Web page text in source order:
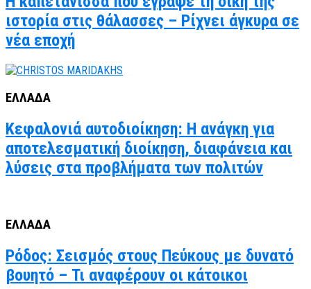
ιστορία στις θάλασσες – Ρίχνει άγκυρα σε
νέα εποχή
ΕΛΛΑΔΑ
Κεφαλονιά αυτοδιοίκηση: Η ανάγκη για
αποτελεσματική διοίκηση, διαφάνεια και
λύσεις στα προβλήματα των πολιτών
ΕΛΛΑΔΑ
Ρόδος: Σεισμός στους Πεύκους με δυνατό
βουητό – Τι αναφέρουν οι κάτοικοι